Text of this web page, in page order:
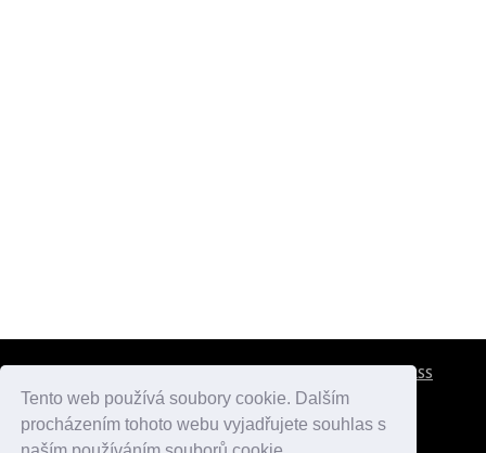
Tento web používá soubory cookie. Dalším
procházením tohoto webu vyjadřujete souhlas s
RSS
atlaspamatek.info